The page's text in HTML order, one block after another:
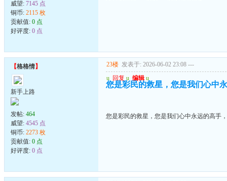
威望: 7145 点
铜币: 2115 枚
贡献值: 0 点
好评度: 0 点
【格格情】
新手上路
发帖: 464
威望: 4545 点
铜币: 2273 枚
贡献值: 0 点
好评度: 0 点
23楼 发表于: 2026-06-02 23:08 ---
u 回复 u 编辑 u
您是彩民的救星，您是我们心中
您是彩民的救星，您是我们心中永远的高手